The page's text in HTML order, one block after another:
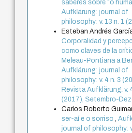
saberes sobre “o
Aufklärung: journal of
philosophy: v. 13 n. 1
Esteban Andrés
Corporalidad y
como claves de la
Meleau-Pontiana a
Aufklärung: journal of
philosophy: v. 4 n. 3
Revista Aufklärung. v.
(2017), Setembro-
Carlos Roberto
ser-aí e o sorriso,
journal of philosophy: